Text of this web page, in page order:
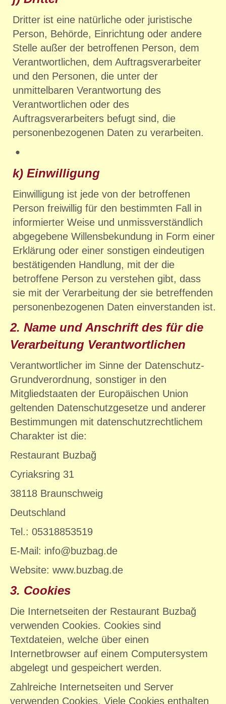
Dritter ist eine natürliche oder juristische
Person, Behörde, Einrichtung oder andere
Stelle außer der betroffenen Person, dem
Verantwortlichen, dem Auftragsverarbeiter
und den Personen, die unter der
unmittelbaren Verantwortung des
Verantwortlichen oder des
Auftragsverarbeiters befugt sind, die
personenbezogenen Daten zu verarbeiten.
k) Einwilligung
Einwilligung ist jede von der betroffenen
Person freiwillig für den bestimmten Fall in
informierter Weise und unmissverständlich
abgegebene Willensbekundung in Form einer
Erklärung oder einer sonstigen eindeutigen
bestätigenden Handlung, mit der die
betroffene Person zu verstehen gibt, dass
sie mit der Verarbeitung der sie betreffenden
personenbezogenen Daten einverstanden ist.
2. Name und Anschrift des für die
Verarbeitung Verantwortlichen
Verantwortlicher im Sinne der Datenschutz-
Grundverordnung, sonstiger in den
Mitgliedstaaten der Europäischen Union
geltenden Datenschutzgesetze und anderer
Bestimmungen mit datenschutzrechtlichem
Charakter ist die:
Restaurant Buzbağ
Cyriaksring 31
38118 Braunschweig
Deutschland
Tel.: 05318853519
E-Mail: info@buzbag.de
Website: www.buzbag.de
3. Cookies
Die Internetseiten der Restaurant Buzbağ
verwenden Cookies. Cookies sind
Textdateien, welche über einen
Internetbrowser auf einem Computersystem
abgelegt und gespeichert werden.
Zahlreiche Internetseiten und Server
verwenden Cookies. Viele Cookies enthalten